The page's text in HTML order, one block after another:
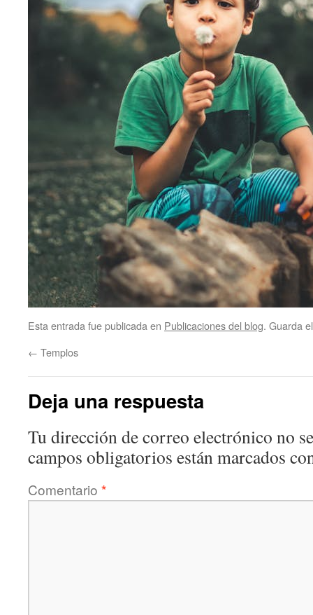
Esta entrada fue publicada en Publicaciones del blog. Guarda
← Templos
Deja una respuesta
Tu dirección de correo electrónico no
campos obligatorios están marcados
Comentario *